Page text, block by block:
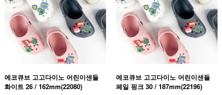
에코큐브 고고다이노 어린이샌들
화이트 26 / 162mm(22080)
에코큐브 고고다이노 어린이샌들
페일 핑크 30 / 187mm(22196)